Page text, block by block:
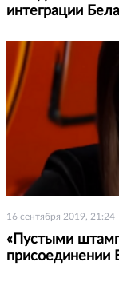
интеграции
16 сентября 2019, 21:24
«Пустыми
присоединении